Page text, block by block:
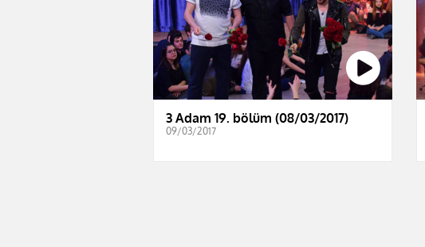
3 Adam 19. bölüm (08/03/2017)
09/03/2017